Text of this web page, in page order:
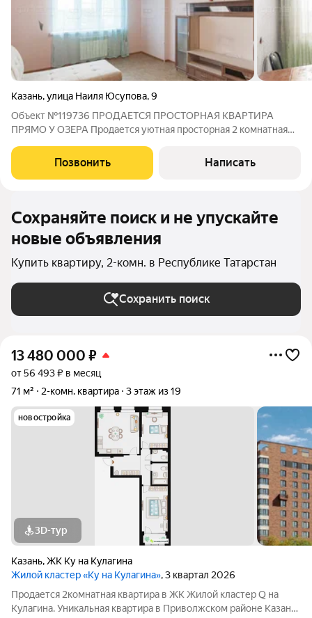
Казань,улица Наиля Юсупова,9
Объект №119736 ПРОДАЕТСЯ ПРОСТОРНАЯ КВАРТИРА
ПРЯМО У ОЗЕРА Продается уютная просторная 2 комнатная
выходом окон во двор ! О квартире: Не торцевая. Очень
тёплая. Общая площадь: 62,5 кв.м (с
Позвонить Написать
Сохраняйте поиск и не упускайте
новые объявления
Купить квартиру, 2-комн. в Республике Татарстан
Сохранить поиск
13 480 000 ₽
от 56 493 ₽ в месяц
71 м²
2-комн. квартира 3 этаж из 19
новостройка
3D-тур
Казань,ЖК Ку на Кулагина
Жилой кластер «Ку на Кулагина», 3 квартал 2026
Продается 2комнатная квартира в ЖК Жилой кластер Q на
Кулагина. Уникальная квартира в Приволжском районе Казани,